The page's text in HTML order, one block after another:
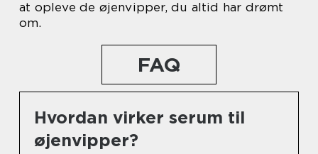
at opleve de øjenvipper, du altid har drømt
om.
FAQ
Hvordan virker serum til
øjenvipper?